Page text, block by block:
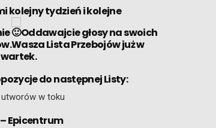
kolejny tydzień i kolejne
Oddawajcie głosy na swoich
Lista Przebojów już w
do następnej Listy:
w toku
Epicentrum